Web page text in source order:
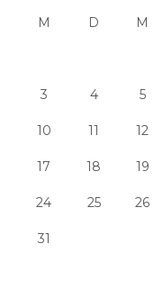
M D M
3 4 5
10 11 12
17 18 19
24 25 26
31